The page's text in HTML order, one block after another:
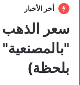
أخر الأخبار
بلحظة)